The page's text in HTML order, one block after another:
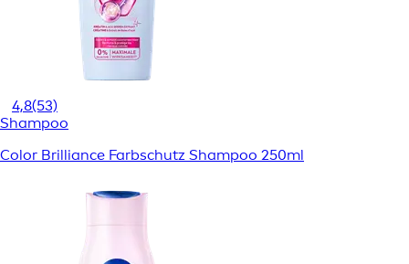
4,8(53)
Shampoo
Color Brilliance Farbschutz Shampoo 250ml